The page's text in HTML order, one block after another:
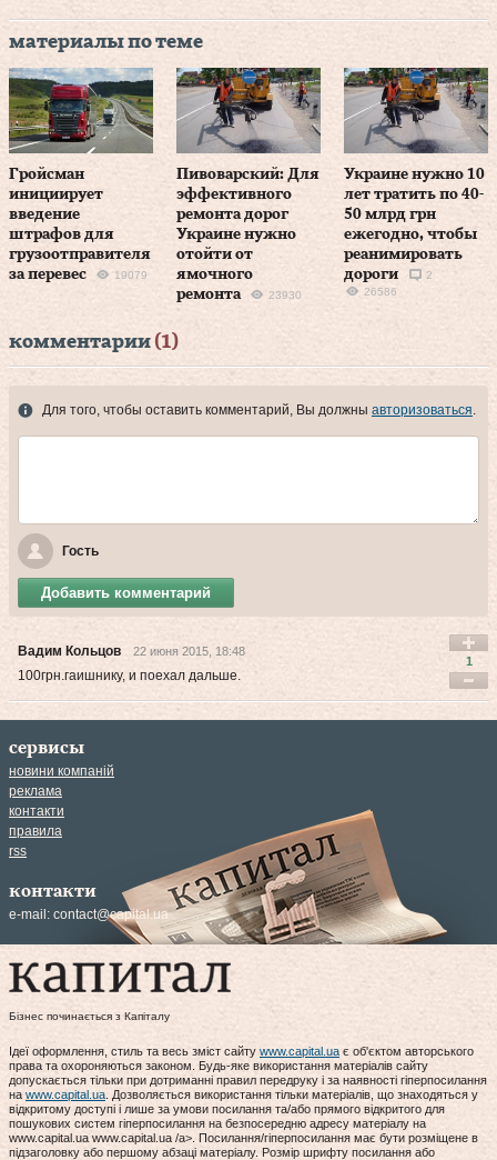
материалы по теме
Гройсман
инициирует
введение
штрафов для
грузоотправителя
за перевес
19079
Пивоварский: Для
эффективного
ремонта дорог
Украине нужно
отойти от
ямочного
ремонта
23930
Украине нужно 10
лет тратить по 40-
50 млрд грн
ежегодно, чтобы
реанимировать
дороги
2
26586
комментарии (1)
Для того, чтобы оставить комментарий, Вы должны авторизоваться.
Гость
Добавить комментарий
Вадим Кольцов 22 июня 2015, 18:48
100грн.гаишнику, и поехал дальше.
1
сервисы
новини компаній
реклама
контакти
правила
rss
контакти
e-mail: contact@capital.ua
Бізнес починається з Капіталу
Ідеї оформлення, стиль та весь зміст сайту www.capital.ua є об'єктом авторського
права та охороняються законом. Будь-яке використання матеріалів сайту
допускається тільки при дотриманні правил передруку і за наявності гіперпосилання
на www.capital.ua . Дозволяється використання тільки матеріалів, що знаходяться у
відкритому доступі і лише за умови посилання та/або прямого відкритого для
пошукових систем гіперпосилання на безпосередню адресу матеріалу на
www.capital.ua www.capital.ua /a>. Посилання/гіперпосилання має бути розміщене в
підзаголовку або першому абзаці матеріалу. Розмір шрифту посилання або